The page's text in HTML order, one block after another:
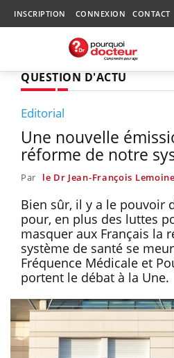
INSCRIPTION CONNEXION CONTACT
QUESTION D'ACTU
Editorial
Une nouvelle
réforme de notre
Par le Dr Jean-François Lemoine
Bien sûr, il y a le pouvoir
pour, en plus des luttes
masquer aux Français la
système de santé se
Fréquence Médicale et
portent le débat à la Une.